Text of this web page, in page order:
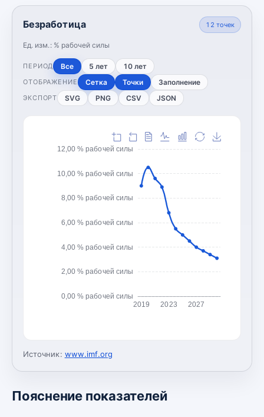
Безработица
Ед. изм.: % рабочей силы
12 точек
ПЕРИОД Все 5 лет 10 лет
ОТОБРАЖЕНИЕ Сетка Точки Заполнение
ЭКСПОРТ SVG PNG CSV JSON
0,00 % рабочей силы
2,00 % рабочей силы
4,00 % рабочей силы
6,00 % рабочей силы
8,00 % рабочей силы
10,00 % рабочей силы
12,00 % рабочей силы
2019 2023 2027
Источник: www.imf.org
Пояснение показателей